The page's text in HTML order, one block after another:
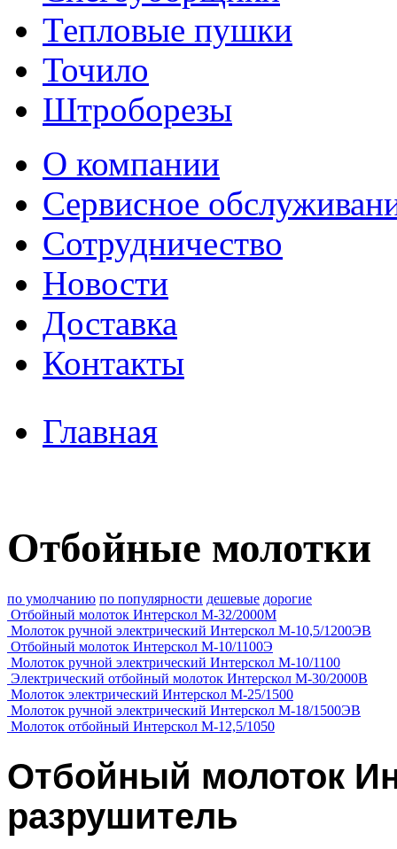
Тепловые пушки
Точило
Штроборезы
О компании
Сервисное
Сотрудничество
Новости
Доставка
Контакты
Главная
Отбойные молотки
по умолчанию по популярности дешевые дорогие
Отбойный молоток Интерскол М-32/2000М
Молоток ручной электрический Интерскол М-10,5/1200ЭВ
Отбойный молоток Интерскол М-10/1100Э
Молоток ручной электрический Интерскол М-10/1100
Электрический отбойный молоток Интерскол М-30/2000В
Молоток электрический Интерскол М-25/1500
Молоток ручной электрический Интерскол М-18/1500ЭВ
Молоток отбойный Интерскол М-12,5/1050
Отбойный молоток
разрушитель